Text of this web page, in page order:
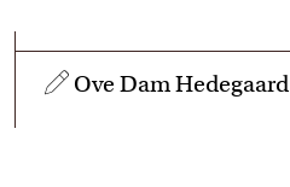
Ove Dam Hedegaard